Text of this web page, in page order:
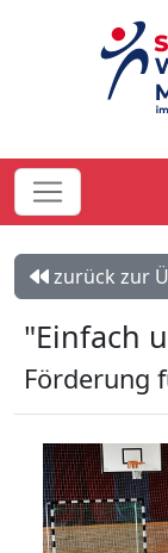
zurück zur
"Einfach
Förderung